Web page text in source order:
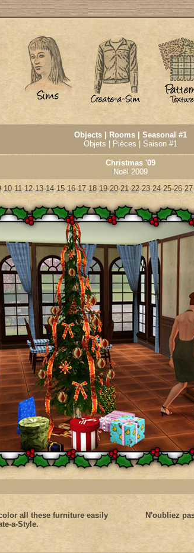
Objects | Rooms | Seasonal #1
Objets | Pièces | Saison #1
Christmas '09
Noël 2009
-10-11-12-13-14-15-16-17-18-19-20-21-22-23-24-25-26-27
all these furniture easily
a-Style.
N'oubliez